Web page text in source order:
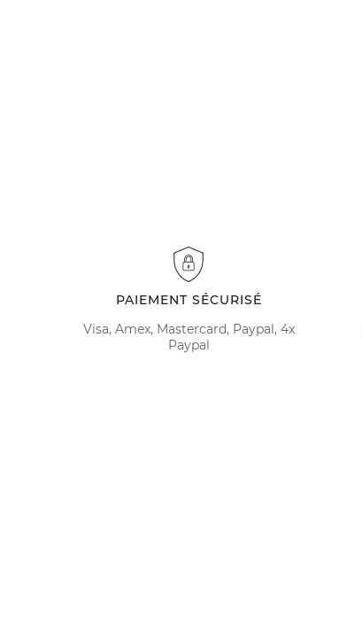
PAIEMENT SÉCURISÉ
Visa, Amex, Mastercard, Paypal, 4x
Paypal